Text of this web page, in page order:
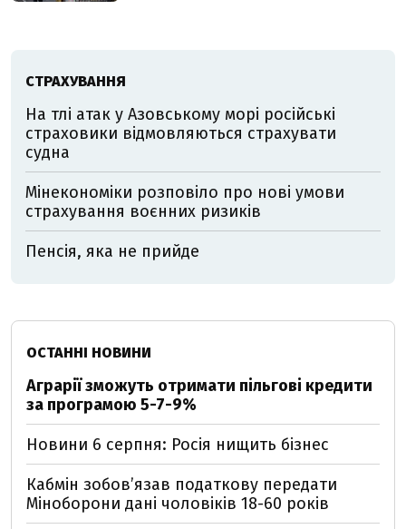
СТРАХУВАННЯ
На тлі атак у Азовському морі російські
страховики відмовляються страхувати
судна
Мінекономіки розповіло про нові умови
страхування воєнних ризиків
Пенсія, яка не прийде
ОСТАННІ НОВИНИ
Аграрії зможуть отримати пільгові кредити
за програмою 5-7-9%
Новини 6 серпня: Росія нищить бізнес
Кабмін зобовʼязав податкову передати
Міноборони дані чоловіків 18-60 років